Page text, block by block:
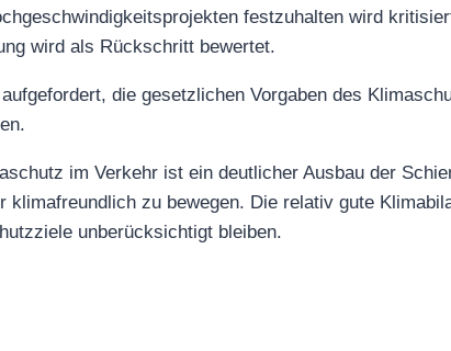
festzuhalten wird
wird als Rückschritt bewertet.
die gesetzlichen Vorgaben des
im Verkehr ist ein deutlicher Ausbau der
klimafreundlich zu bewegen. Die relativ gute
unberücksichtigt bleiben.